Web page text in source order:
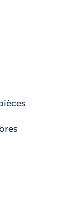
également
est
des